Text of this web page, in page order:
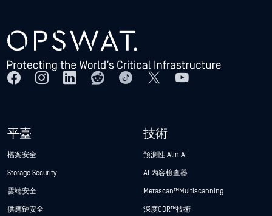
平臺
檔案安全
Storage Security
雲端安全
供應鏈安全
技術
預測性 Alin AI
AI 內容檢查器
Metascan™ Multiscanning
深度CDR™技術